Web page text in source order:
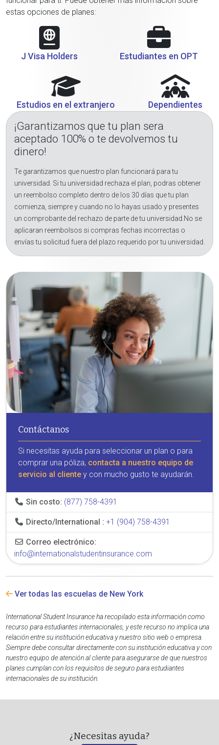
estas opciones de planes:
J Visa Holders Estudiantes en OPT
Estudios en el extranjero Dependientes
¡Garantizamos que tu plan sera
aceptado 100% o te devolvemos tu
dinero!
Te garantizamos que nuestro plan funcionará para tu
universidad. Si tu universidad rechaza el plan, podras obtener
un reembolso completo dentro de los 30 días que tu plan
comienza, siempre y cuando no lo hayas usado y presentes
un comprobante del rechazo de parte de tu universidad.No se
aplicaran reembolsos si compras fechas incorrectas o
envías tu solicitud fuera del plazo requerido por tu universidad.
Contáctanos
Si necesitas ayuda para seleccionar un plan o para
comprar una póliza, contacta a nuestro equipo de
servicio al cliente y con mucho gusto te ayudarán.
Sin costo: (877) 758-4391
Directo/International : +1 (904) 758-4391
Correo electrónico:
info@internationalstudentinsurance.com
Ver todas las escuelas de New York
International Student Insurance ha recopilado esta información como
recurso para estudiantes internacionales, y este recurso no implica una
relación entre su institución educativa y nuestro sitio web o empresa.
Siempre debe consultar directamente con su institución educativa y con
nuestro equipo de atención al cliente para asegurarse de que nuestros
planes cumplan con los requisitos de seguro para estudiantes
internacionales de su institución.
¿Necesitas ayuda?